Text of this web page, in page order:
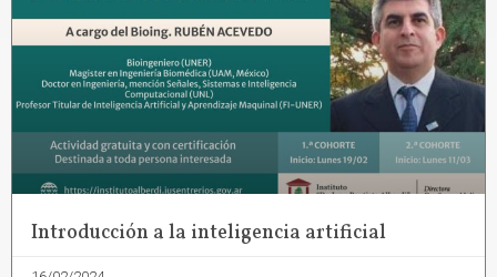
Introducción a la inteligencia artificial